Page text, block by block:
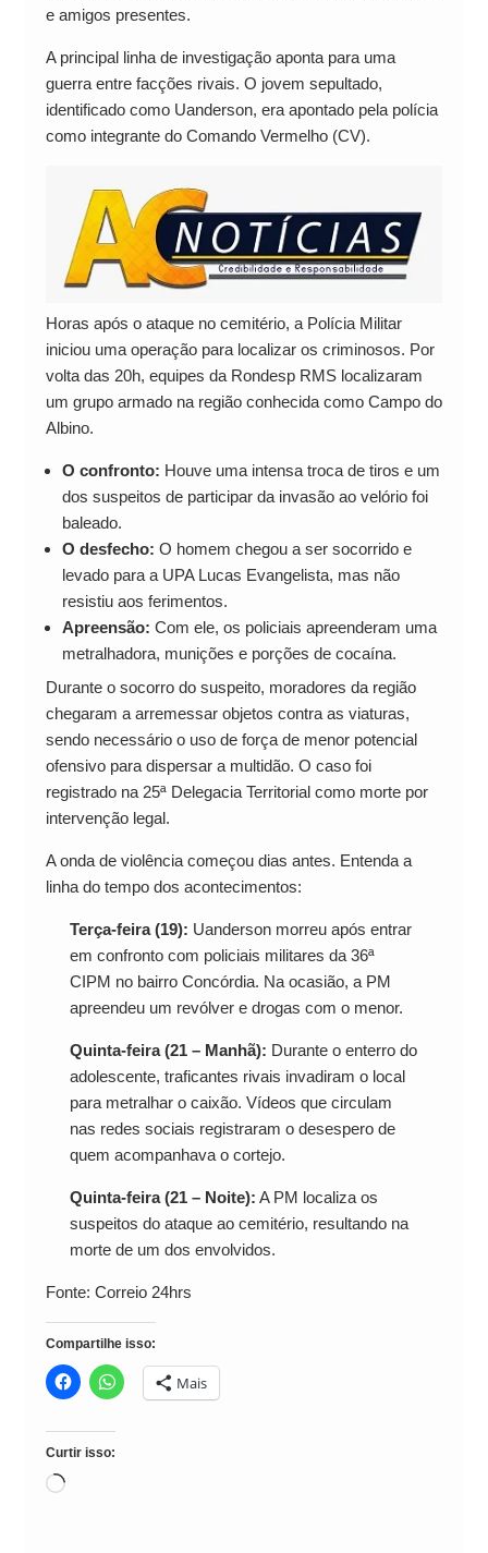
e amigos presentes.
A principal linha de investigação aponta para uma
guerra entre facções rivais. O jovem sepultado,
identificado como Uanderson, era apontado pela polícia
como integrante do Comando Vermelho (CV).
Horas após o ataque no cemitério, a Polícia Militar
iniciou uma operação para localizar os criminosos. Por
volta das 20h, equipes da Rondesp RMS localizaram
um grupo armado na região conhecida como Campo do
Albino.
O confronto: Houve uma intensa troca de tiros e um
dos suspeitos de participar da invasão ao velório foi
baleado.
O desfecho: O homem chegou a ser socorrido e
levado para a UPA Lucas Evangelista, mas não
resistiu aos ferimentos.
Apreensão: Com ele, os policiais apreenderam uma
metralhadora, munições e porções de cocaína.
Durante o socorro do suspeito, moradores da região
chegaram a arremessar objetos contra as viaturas,
sendo necessário o uso de força de menor potencial
ofensivo para dispersar a multidão. O caso foi
registrado na 25ª Delegacia Territorial como morte por
intervenção legal.
A onda de violência começou dias antes. Entenda a
linha do tempo dos acontecimentos:
Terça-feira (19): Uanderson morreu após entrar
em confronto com policiais militares da 36ª
CIPM no bairro Concórdia. Na ocasião, a PM
apreendeu um revólver e drogas com o menor.
Quinta-feira (21 – Manhã): Durante o enterro do
adolescente, traficantes rivais invadiram o local
para metralhar o caixão. Vídeos que circulam
nas redes sociais registraram o desespero de
quem acompanhava o cortejo.
Quinta-feira (21 – Noite): A PM localiza os
suspeitos do ataque ao cemitério, resultando na
morte de um dos envolvidos.
Fonte: Correio 24hrs
Compartilhe isso:
Mais
Curtir isso:
Carregando...